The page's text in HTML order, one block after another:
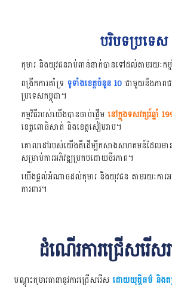
បរិបទប្រទេស
កុមារ និងយុវជនរាប់ពាន់នាក់បានទៅដល់តាមរយៈកម្
ពង្រីកការគាំទ្រ ទូទាំងខេត្តចំនួន 10 ជាមួយនឹងភាពជ
ប្រទេសកម្ពុជា។
កម្មវិធីរបស់យើងបានចាប់ផ្តើម នៅក្នុងទសវត្សរ៍ឆ្នាំ
ខេត្តពោធិសាត់ និងខេត្តសៀមរាប។
គោលដៅរបស់យើងគឺដើម្បីកសាងសហគមន៍ដែលមា
សម្រាប់ការអភិវឌ្ឍប្រកបដោយចីរភាព។
យើងផ្តល់អំណាចដល់កុមារ និងយុវជន តាមរយៈការ
ការពារ។
ដំណើរការជ្រើសរើ
បណ្ដុះកុមារធានានូវការជ្រើសរើស ដោយយុត្តិធម៌ និងតម្